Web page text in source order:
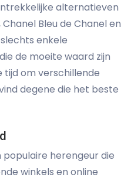
alternatieven
Bleu de Chanel en
enkele
de moeite waard zijn
tijd om verschillende
degene die het beste
populaire herengeur die
winkels en online